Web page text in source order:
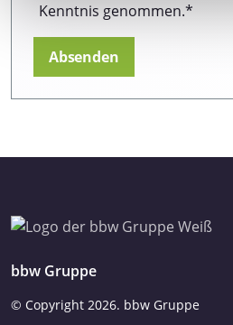
Wir verwenden Cookies, um
unsere Website zu analysieren.
Datenschutzerklärung
Impressum
Kenntnis genommen.*
bbw Gruppe
© Copyright 2026. bbw Gruppe